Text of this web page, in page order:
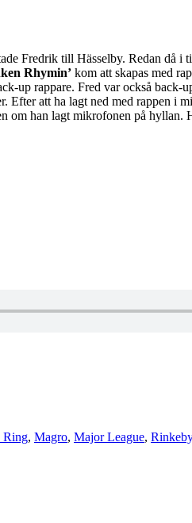
Fredrik till Hässelby. Redan då i
Rhymin’ kom att skapas med
up rappare. Fred var också back-
Efter att ha lagt ned med rappen i
han lagt mikrofonen på hyllan.
Ring, Magro, Major League,